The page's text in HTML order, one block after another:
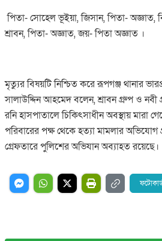
পিতা- সোহেল ভূইয়া, জিসান, পিতা- অজ্ঞাত,
শ্রাবন, পিতা- অজ্ঞাত, জয়- পিতা অজ্ঞাত ।
মৃত্যুর বিষয়টি নিশ্চিত করে রূপগঞ্জ থানার
সালাউদ্দিন আহমেদ বলেন, শ্রাবন গ্রুপ ও
রনি হাসপাতালে চিকিৎসাধীন অবস্থায় মারা
পরিবারের পক্ষ থেকে হত্যা মামলার অভিযোগ
গ্রেফতারে পুলিশের অভিযান অব্যাহত রয়েছে।